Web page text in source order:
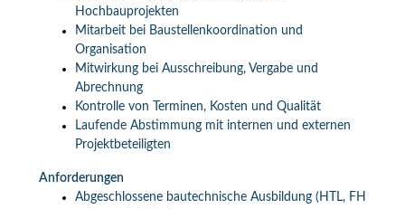
Hochbauprojekten
Mitarbeit bei Baustellenkoordination und
Organisation
Mitwirkung bei Ausschreibung, Vergabe und
Abrechnung
Kontrolle von Terminen, Kosten und Qualität
Laufende Abstimmung mit internen und externen
Projektbeteiligten
Anforderungen
Abgeschlossene bautechnische Ausbildung (HTL, FH